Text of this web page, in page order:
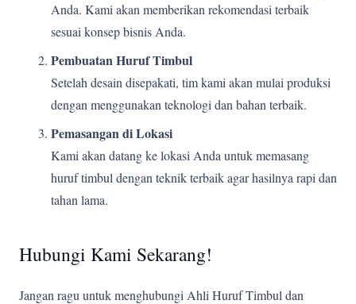
Anda. Kami akan memberikan rekomendasi terbaik
sesuai konsep bisnis Anda.
Pembuatan Huruf Timbul
Setelah desain disepakati, tim kami akan mulai produksi
dengan menggunakan teknologi dan bahan terbaik.
Pemasangan di Lokasi
Kami akan datang ke lokasi Anda untuk memasang
huruf timbul dengan teknik terbaik agar hasilnya rapi dan
tahan lama.
Hubungi Kami Sekarang!
Jangan ragu untuk menghubungi Ahli Huruf Timbul dan